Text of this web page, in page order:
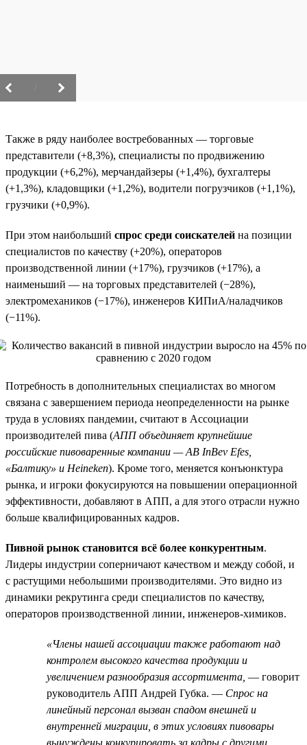
Также в ряду наиболее востребованных — торговые
представители (+8,3%), специалисты по продвижению
продукции (+6,2%), мерчандайзеры (+1,4%), бухгалтеры
(+1,3%), кладовщики (+1,2%), водители погрузчиков (+1,1%),
грузчики (+0,9%).
При этом наибольший спрос среди соискателей на позиции
специалистов по качеству (+20%), операторов
производственной линии (+17%), грузчиков (+17%), а
наименьший — на торговых представителей (−28%),
электромехаников (−17%), инженеров КИПиА/наладчиков
(−11%).
Потребность в дополнительных специалистах во многом
связана с завершением периода неопределенности на рынке
труда в условиях пандемии, считают в Ассоциации
производителей пива (АПП объединяет крупнейшие
российские пивоваренные компании — AB InBev Efes,
«Балтику» и Heineken). Кроме того, меняется конъюнктура
рынка, и игроки фокусируются на повышении операционной
эффективности, добавляют в АПП, а для этого отрасли нужно
больше квалифицированных кадров.
Пивной рынок становится всё более конкурентным.
Лидеры индустрии соперничают качеством и между собой, и
с растущими небольшими производителями. Это видно из
динамики рекрутинга среди специалистов по качеству,
операторов производственной линии, инженеров-химиков.
«Члены нашей ассоциации также работают над
контролем высокого качества продукции и
увеличением разнообразия ассортимента, — говорит
руководитель АПП Андрей Губка. — Спрос на
линейный персонал вызван спадом внешней и
внутренней миграции, в этих условиях пивовары
вынуждены конкурировать за кадры с другими